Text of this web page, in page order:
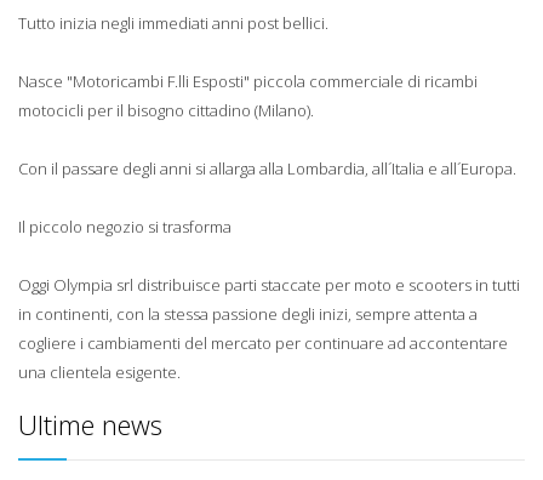
Tutto inizia negli immediati anni post bellici.
Nasce "Motoricambi F.lli Esposti" piccola commerciale di ricambi
motocicli per il bisogno cittadino (Milano).
Con il passare degli anni si allarga alla Lombardia, all´Italia e all´Europa.
Il piccolo negozio si trasforma
Oggi Olympia srl distribuisce parti staccate per moto e scooters in tutti
in continenti, con la stessa passione degli inizi, sempre attenta a
cogliere i cambiamenti del mercato per continuare ad accontentare
una clientela esigente.
Ultime news